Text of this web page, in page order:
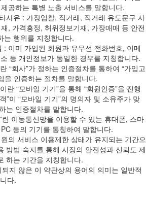
공하는 특별 노출 서비스를 말합니다.
사유 : 가장입찰, 직거래, 직거래 유도문구 사
, 가격흥정, 허위정보기재, 가장매매 등 안전
는 행위를 지칭합니다.
: 이미 가입된 회원과 유무선 전화번호, 이메
등 개인정보가 동일한 경우를 지칭합니다.
“회사”가 정하는 인증절차를 통하여 “가입고
을 인증하는 절차를 말합니다.
란 “모바일 기기”을 통해 “회원인증”을 진행
”이 “모바일 기기”의 명의자 및 소유주가 맞
는 인증절차를 말합니다.
란 이동통신망을 이용할 수 있는 휴대폰, 스마
등의 기기를 통칭하여 말합니다.
의 서비스 이용제한 상태가 유지되는 기간으
방법 숙지를 통해 시장의 안전성과 신뢰도 제
하는 기간을 지칭합니다.
지 않은 이 약관상의 용어의 의미는 일반적
다.